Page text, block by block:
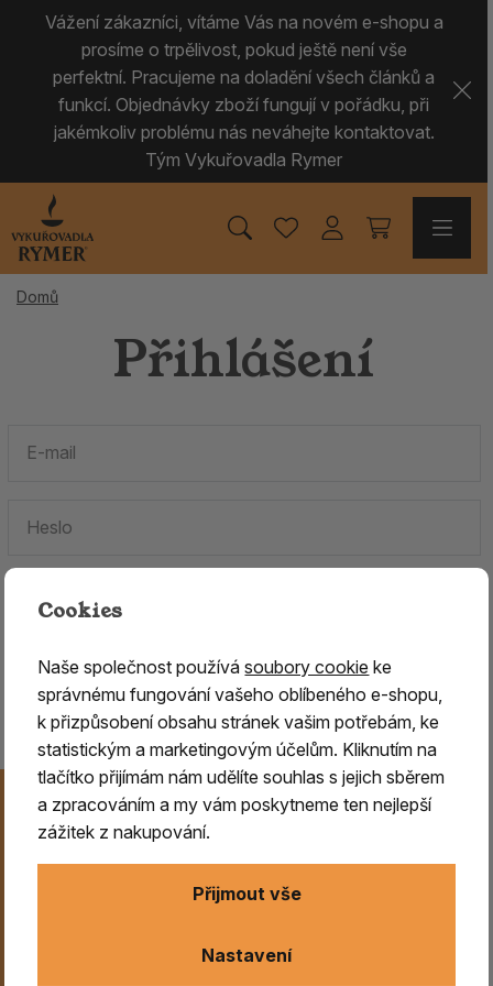
Vážení zákazníci, vítáme Vás na novém e-shopu a
prosíme o trpělivost, pokud ještě není vše
perfektní. Pracujeme na doladění všech článků a
funkcí. Objednávky zboží fungují v pořádku, při
jakémkoliv problému nás neváhejte kontaktovat.
Tým Vykuřovadla Rymer
Domů
Přihlášení
Zapomenuté heslo.
Jste tu poprvé?Zaregistrujte se
Novinky na Váš e-mail
Už nikdy nezmeškejte naše novinky, akce a speciální
nabídky. Přihlášení můžete kdykoliv zrušit.
Cookies
Naše společnost používásoubory cookie ke
správnému fungování vašeho oblíbeného e-shopu,
k přizpůsobení obsahu stránek vašim potřebám, ke
statistickým a marketingovým účelům. Kliknutím na
tlačítko přijímám nám udělíte souhlas s jejich sběrem
a zpracováním a my vám poskytneme ten nejlepší
zážitek z nakupování.
Nastavení
Přijmout vše